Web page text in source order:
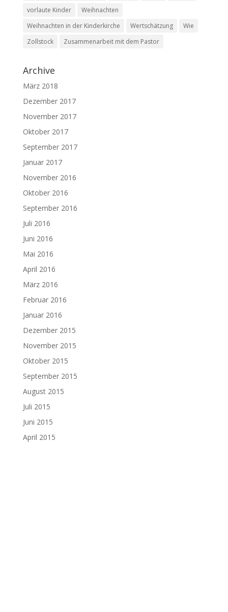
vorlaute Kinder
Weihnachten
Weihnachten in der Kinderkirche
Wertschätzung
Wie
Zollstock
Zusammenarbeit mit dem Pastor
Archive
März 2018
Dezember 2017
November 2017
Oktober 2017
September 2017
Januar 2017
November 2016
Oktober 2016
September 2016
Juli 2016
Juni 2016
Mai 2016
April 2016
März 2016
Februar 2016
Januar 2016
Dezember 2015
November 2015
Oktober 2015
September 2015
August 2015
Juli 2015
Juni 2015
April 2015